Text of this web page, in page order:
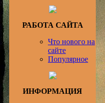
РАБОТА САЙТА
Что нового на
сайте
Популярное
ИНФОРМАЦИЯ